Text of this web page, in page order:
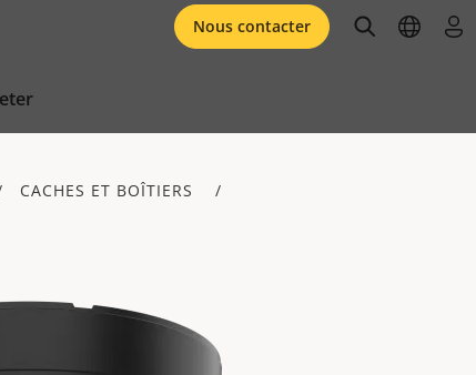
Nous contacter openopen
CACHES ET BOÎTIERS